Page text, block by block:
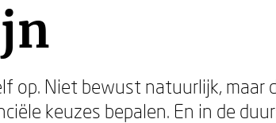
op. Niet bewust natuurlijk, maar
keuzes bepalen. En in de